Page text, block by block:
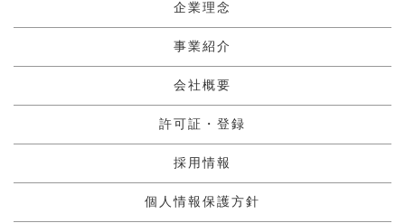
企業理念
事業紹介
会社概要
許可証・登録
採用情報
個人情報保護方針